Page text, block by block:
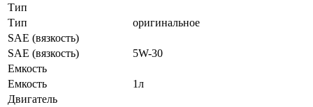
Тип
Тип
оригинальное
SAE (вязкость)
SAE (вязкость)
5W-30
Емкость
Емкость
1л
Двигатель